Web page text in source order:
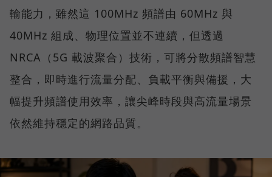
輸能力，雖然這 100MHz 頻譜由 60MHz 與
40MHz 組成、物理位置並不連續，但透過
NRCA（5G 載波聚合）技術，可將分散頻譜智慧
整合，即時進行流量分配、負載平衡與備援，大
幅提升頻譜使用效率，讓尖峰時段與高流量場景
依然維持穩定的網路品質。